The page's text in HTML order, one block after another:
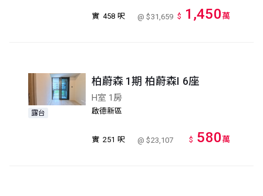
實 458 呎 @ $31,659 $ 1,450萬
露台
柏蔚森 1期 柏蔚森I 6座
H室 1房
啟德新區
實 251 呎 @ $23,107 $ 580萬